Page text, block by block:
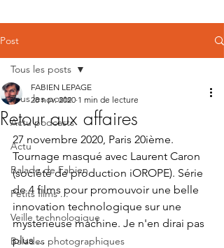
Post
Tous les posts
Actu podcasts
Actu
Balade de Fabien
Petits films ...
Veille technologique
Balades photographiques
Tous les posts
Retour aux affaires
FABIEN LEPAGE
28 nov. 2020 1 min de lecture
27 novembre 2020, Paris 20ième.
Tournage masqué avec Laurent Caron
(société de production iOROPE). Série
de 4 films pour promouvoir une belle
innovation technologique sur une
mystérieuse machine. Je n'en dirai pas
plus ...